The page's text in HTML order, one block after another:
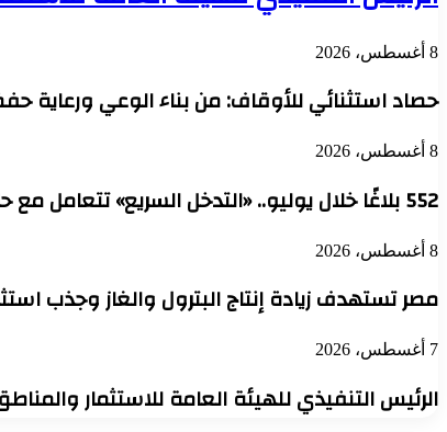
8 أغسطس، 2026
حصاد استثنائي للأوقاف: من بناء الوعي ورعاية
8 أغسطس، 2026
552 بلاغًا خلال يوليو.. «التدخل السريع» تتعامل مع حالات بلا مأوى في 6 محافظات
8 أغسطس، 2026
مصر تستهدف زيادة إنتاج البترول والغاز وجذب
7 أغسطس، 2026
الرئيس التنفيذي للهيئة العامة للاستثمار